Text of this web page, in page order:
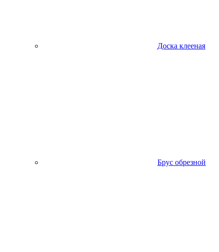
Доска клееная
Брус обрезной